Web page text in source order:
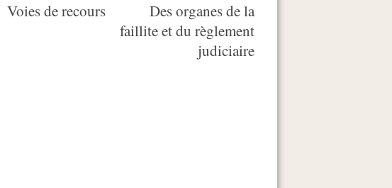
Des organes de la
faillite et du règlement
judiciaire
Voies de recours